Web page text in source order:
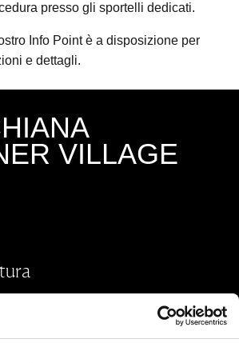
presso gli sportelli dedicati.
Info Point è a disposizione per
e dettagli.
VILLAGE